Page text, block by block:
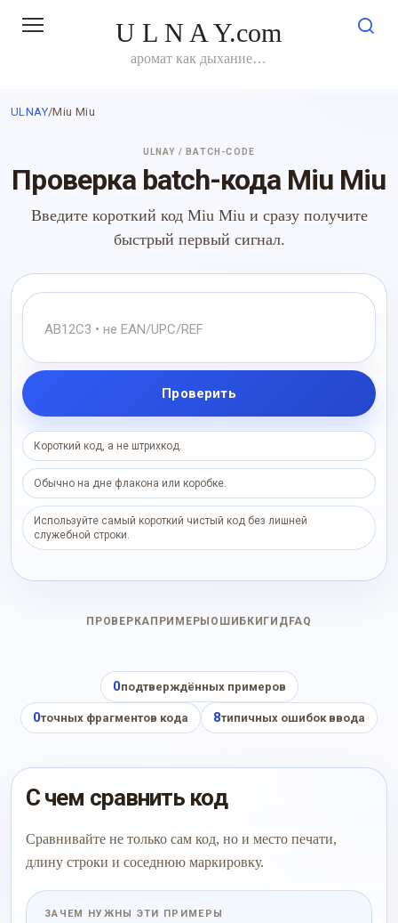
U L N A Y.com
аромат как дыхание…
ULNAY/Miu Miu
ULNAY / BATCH-CODE
Проверка batch-кода Miu Miu
Введите короткий код Miu Miu и сразу получите
быстрый первый сигнал.
Проверить
Короткий код, а не штрихкод.
Обычно на дне флакона или коробке.
Используйте самый короткий чистый код без лишней
служебной строки.
ПРОВЕРКА ПРИМЕРЫ ОШИБКИ ГИД FAQ
0подтверждённых примеров
0точных фрагментов кода 8типичных ошибок ввода
С чем сравнить код
Сравнивайте не только сам код, но и место печати,
длину строки и соседнюю маркировку.
ЗАЧЕМ НУЖНЫ ЭТИ ПРИМЕРЫ